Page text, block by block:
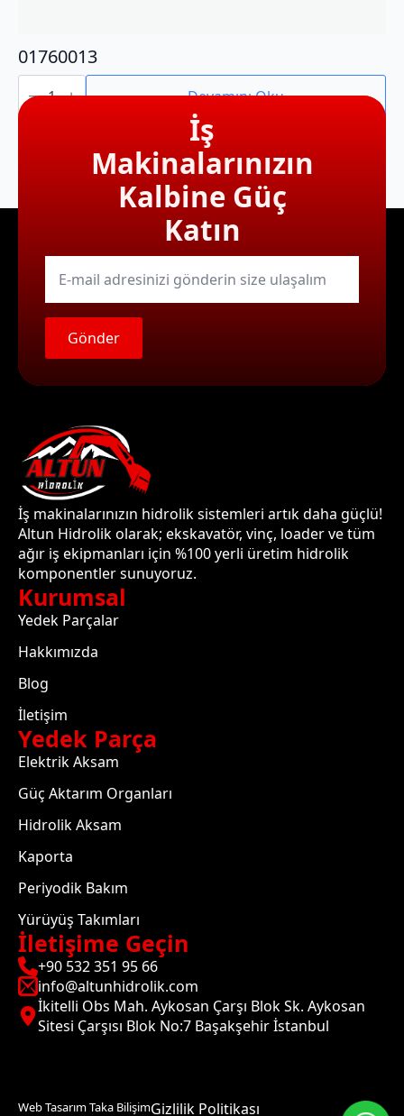
01760013
01760013
adet Devamını Oku
İş
Makinalarınızın
Kalbine Güç
Katın
E-
mail
Gönder
İş makinalarınızın hidrolik sistemleri artık daha güçlü!
Altun Hidrolik olarak; ekskavatör, vinç, loader ve tüm
ağır iş ekipmanları için %100 yerli üretim hidrolik
komponentler sunuyoruz.
Kurumsal
Yedek Parçalar
Hakkımızda
Blog
İletişim
Yedek Parça
Elektrik Aksam
Güç Aktarım Organları
Hidrolik Aksam
Kaporta
Periyodik Bakım
Yürüyüş Takımları
İletişime Geçin
+90 532 351 95 66
info@altunhidrolik.com
İkitelli Obs Mah. Aykosan Çarşı Blok Sk. Aykosan
Sitesi Çarşısı Blok No:7 Başakşehir İstanbul
Web Tasarım Taka BilişimGizlilik Politikası